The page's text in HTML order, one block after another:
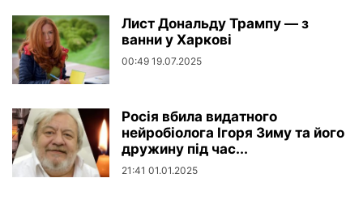
Лист Дональду Трампу — з
ванни у Харкові
00:49 19.07.2025
Росія вбила видатного
нейробіолога Ігоря Зиму та його
дружину під час...
21:41 01.01.2025